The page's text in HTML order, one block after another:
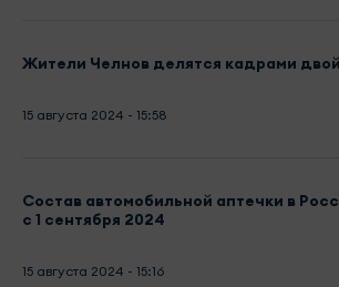
Жители Челнов делятся кадрами
15 августа 2024 - 15:58
Состав автомобильной аптечки в
с 1 сентября 2024
15 августа 2024 - 15:16